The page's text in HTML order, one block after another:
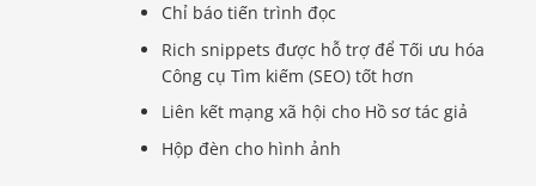
Chỉ báo tiến trình đọc
Rich snippets được hỗ trợ để Tối ưu hóa
Công cụ Tìm kiếm (SEO) tốt hơn
Liên kết mạng xã hội cho Hồ sơ tác giả
Hộp đèn cho hình ảnh